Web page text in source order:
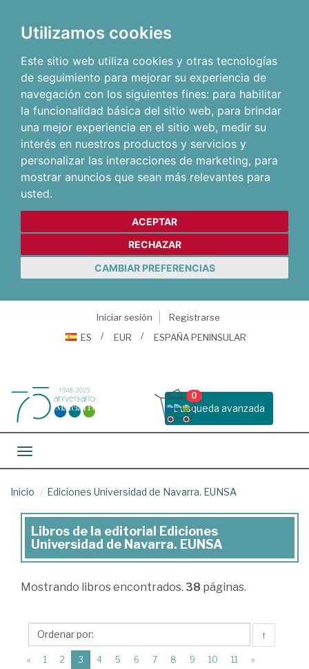
Utilizamos cookies
Este sitio web utiliza cookies y otras tecnologías
de seguimiento para mejorar su experiencia de
navegación con los siguientes fines: para habilitar
la funcionalidad básica del sitio web, para brindar
una mejor experiencia en el sitio web, medir su
interés en nuestros productos y servicios y
personalizar las interacciones de marketing, para
mostrar anuncios que sean más relevantes para
usted.
ACEPTAR
RECHAZAR
CAMBIAR PREFERENCIAS
Iniciar sesión
Registrarse
ES
EUR ESPAÑA PENINSULAR
Busqueda avanzada
0
Toggle navigation
Inicio Ediciones Universidad de Navarra. EUNSA
Libros
de
la
Ediciones
Universidad
Libros de la editorial Ediciones
Universidad de Navarra. EUNSA
Mostrando libros encontrados. 38 páginas.
↑
« 1 2 3 (current)
4 5 6 7 8 9 10 11 »